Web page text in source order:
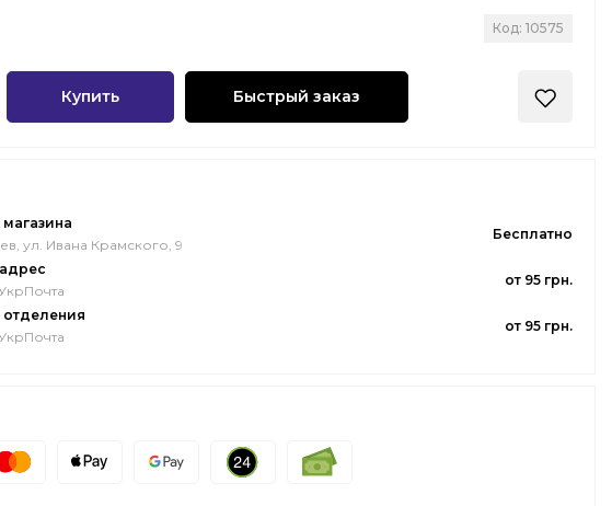
Код: 10575
Купить Быстрый заказ
ул. Ивана Крамского, 9
Бесплатно
от 95 грн.
от 95 грн.